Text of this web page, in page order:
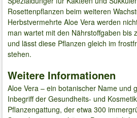
Rosettenpflanzen beim weiteren
Herbstvermehrte Aloe Vera werden
man wartet mit den Nährstoffgaben bis
und lässt diese Pflanzen gleich im
stehen.
Weitere Informationen
Aloe Vera – ein botanischer Name und
Inbegriff der Gesundheits- und
Pflanzengattung, der etwa 300